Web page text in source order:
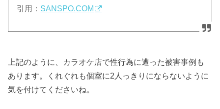
引用： SANSPO.COM
上記のように、カラオケ店で性行為に遭った被害事例も
あります。くれぐれも個室に2人っきりにならないように
気を付けてくださいね。